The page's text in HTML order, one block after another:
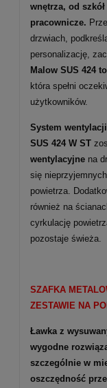
wnętrza, od
pracownicze.
drzwiach,
personalizację,
Malow SUS 424
która spełni
użytkowników.
System
SUS 424 W ST
wentylacyjne na
się
powietrza.
również na
cyrkulację
pozostaje świeża.
SZAFKA
ZESTAWIE NA
Ławka z
wygodne
szczególnie w
oszczędność